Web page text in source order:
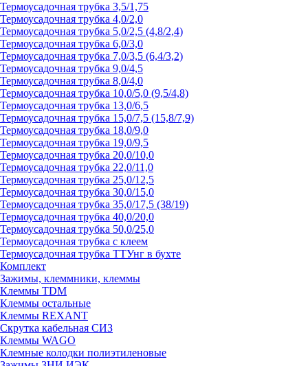
Термоусадочная трубка 3,5/1,75
Термоусадочная трубка 4,0/2,0
Термоусадочная трубка 5,0/2,5 (4,8/2,4)
Термоусадочная трубка 6,0/3,0
Термоусадочная трубка 7,0/3,5 (6,4/3,2)
Термоусадочная трубка 9,0/4,5
Термоусадочная трубка 8,0/4,0
Термоусадочная трубка 10,0/5,0 (9,5/4,8)
Термоусадочная трубка 13,0/6,5
Термоусадочная трубка 15,0/7,5 (15,8/7,9)
Термоусадочная трубка 18,0/9,0
Термоусадочная трубка 19,0/9,5
Термоусадочная трубка 20,0/10,0
Термоусадочная трубка 22,0/11,0
Термоусадочная трубка 25,0/12,5
Термоусадочная трубка 30,0/15,0
Термоусадочная трубка 35,0/17,5 (38/19)
Термоусадочная трубка 40,0/20,0
Термоусадочная трубка 50,0/25,0
Термоусадочная трубка с клеем
Термоусадочная трубка ТТУнг в бухте
Комплект
Зажимы, клеммники, клеммы
Клеммы TDM
Клеммы остальные
Клеммы REXANT
Скрутка кабельная СИЗ
Клеммы WAGO
Клемные колодки полиэтиленовые